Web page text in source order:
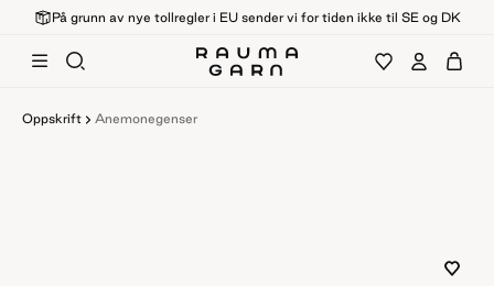
På grunn av nye tollregler i EU sender vi for tiden ikke til SE og DK
Oppskrift Anemonegenser